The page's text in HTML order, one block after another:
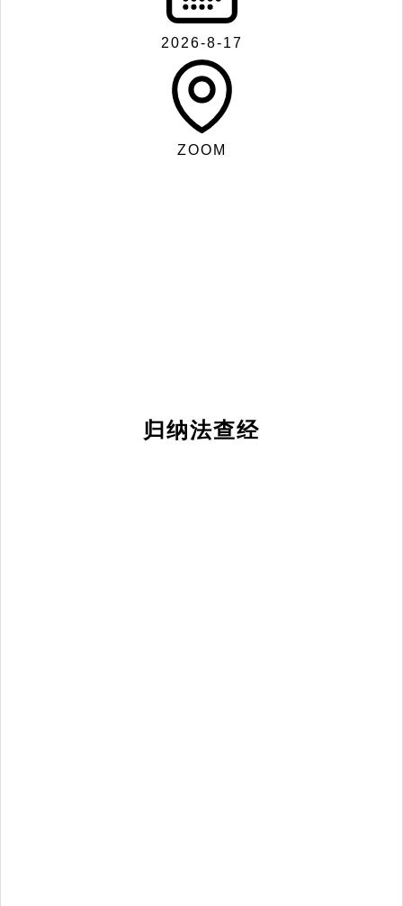
2026-8-17
ZOOM
归纳法查经